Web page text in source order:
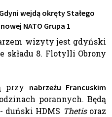
wejdą okręty Stałego
NATO Grupa 1
wizyty jest gdyński
składu 8. Flotylli Obrony
przy nabrzeżu Francuskim
porannych. Będą
duński HDMS Thetisoraz